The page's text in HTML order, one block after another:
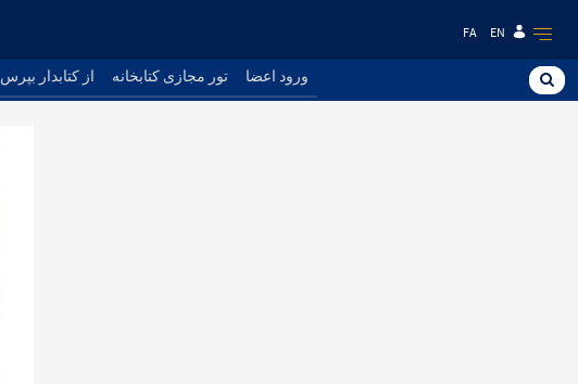
FA EN
از کتابدار بپرس تور مجازی کتابخانه ورود اعضا